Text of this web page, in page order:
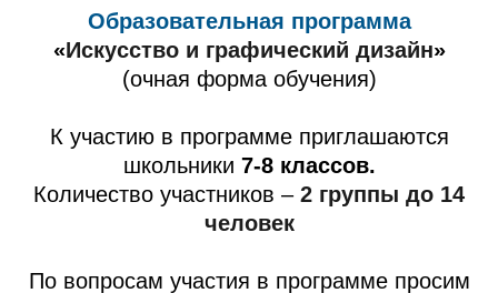
Образовательная программа
«Искусство и графический дизайн»
(очная форма обучения)
К участию в программе приглашаются
школьники 7-8 классов.
Количество участников – 2 группы до 14
человек
По вопросам участия в программе просим